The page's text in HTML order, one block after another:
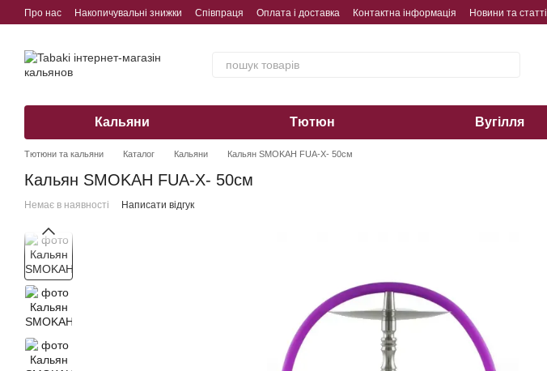
Перейти до основного контенту
Про нас Накопичувальні знижки Співпраця Оплата і доставка Контактна інформація Новини та статті
Кальяни Тютюн Вугілля
Тютюни та кальяни Каталог Кальяни Кальян SMOKAH FUA-X- 50см
Кальян SMOKAH FUA-X- 50см
Немає в наявності Написати відгук